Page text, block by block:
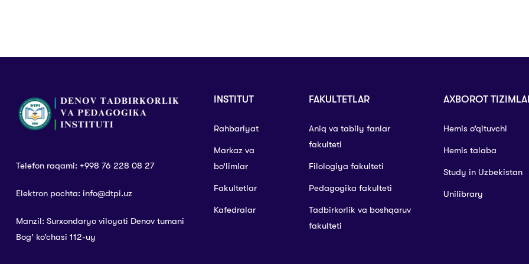
Telefon raqami: +998 76 228 08 27
Elektron pochta: info@dtpi.uz
Manzil: Surxondaryo viloyati Denov tumani
Bog’ ko’chasi 112-uy
INSTITUT
Rahbariyat
Markaz va
bo’limlar
Fakultetlar
Kafedralar
FAKULTETLAR
Aniq va tabiiy fanlar
fakulteti
Filologiya fakulteti
Pedagogika fakulteti
Tadbirkorlik va boshqaruv
fakulteti
AXBOROT
Hemis o’qituvchi
Hemis talaba
Study in Uzbekistan
Unilibrary